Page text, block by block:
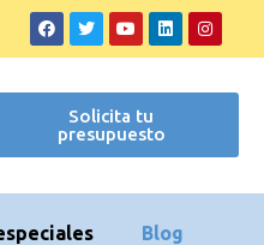
Solicita tu
presupuesto
Blog